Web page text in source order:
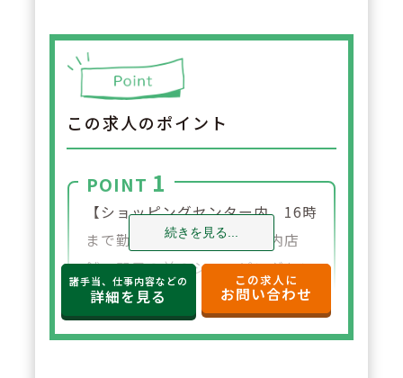
この求人のポイント
POINT 1
【ショッピングセンター内、16時
まで勤務♪】ルッツ南摂津内店
舗、駅目の前のショッピングセン
ターでの勤務です。夜の時間帯の
勤務無し！朝ゆっくり11時開始も
続きを見る...
諸手当、仕事内容などの
詳細を見る
この求人に
お問い合わせ